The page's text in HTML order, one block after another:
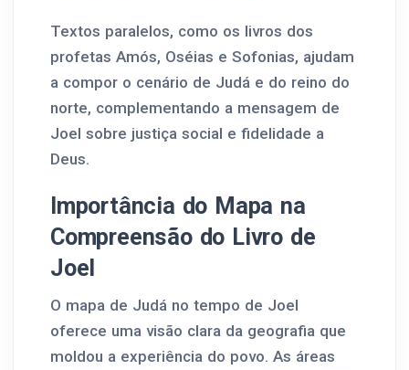
Textos paralelos, como os livros dos
profetas Amós, Oséias e Sofonias, ajudam
a compor o cenário de Judá e do reino do
norte, complementando a mensagem de
Joel sobre justiça social e fidelidade a
Deus.
Importância do Mapa na
Compreensão do Livro de
Joel
O mapa de Judá no tempo de Joel
oferece uma visão clara da geografia que
moldou a experiência do povo. As áreas